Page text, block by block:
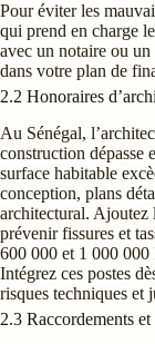
Pour éviter les
qui prend en charge
avec un notaire ou
dans votre plan de
2.2 Honoraires
Au Sénégal,
construction
surface habitable
conception, plans
architectural. Ajoutez
prévenir fissures et
600 000 et 1 000
Intégrez ces postes
risques techniques et
2.3 Raccordements